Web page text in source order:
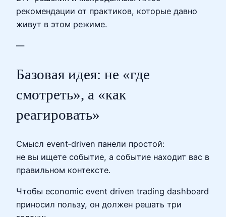
рекомендации от практиков, которые давно
живут в этом режиме.
—
Базовая идея: не «где
смотреть», а «как
реагировать»
Смысл event‑driven панели простой:
не вы ищете событие, а событие находит вас в
правильном контексте.
Чтобы economic event driven trading dashboard
приносил пользу, он должен решать три